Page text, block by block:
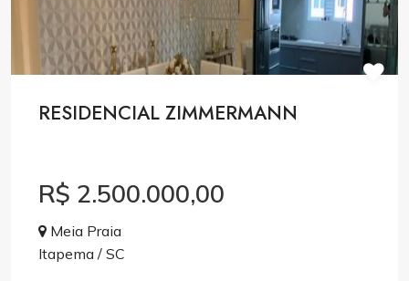
RESIDENCIAL ZIMMERMANN
R$ 2.500.000,00
Meia Praia
Itapema / SC